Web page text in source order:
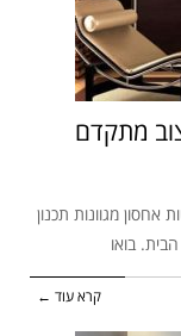
מתקדם
מגוונות תכנון
בואו
קרא עוד ←